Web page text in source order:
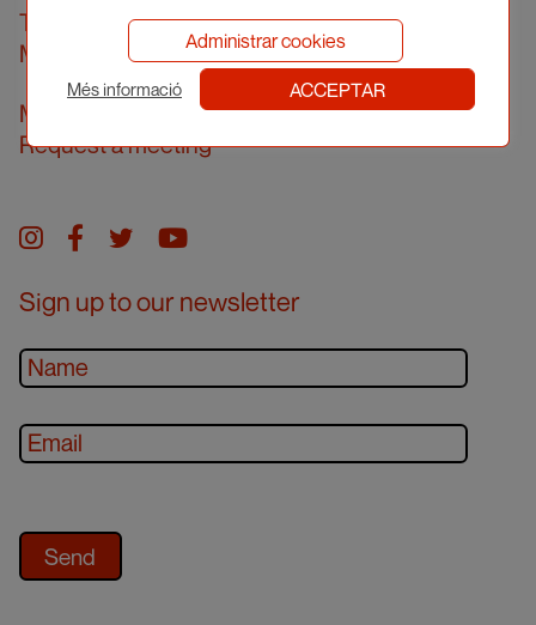
Telephone answering hours
Monday to Friday from 10.00 am to 2.00 pm
Meeting in person
Request a meeting
Instagram
facebook
twitteryoutube
Sign up to our newsletter
Administrar cookies
Més informació ACCEPTAR